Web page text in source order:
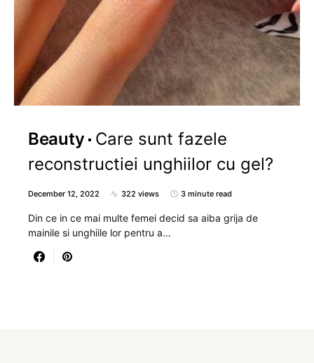
Beauty Care sunt fazele
reconstructiei unghiilor cu gel?
December 12, 2022 322 views 3 minute read
Din ce in ce mai multe femei decid sa aiba grija de
mainile si unghiile lor pentru a…